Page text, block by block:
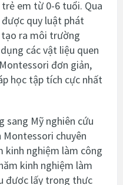
em từ 0-6 tuổi. Qua
được quy luật phát
ra môi trường
các vật liệu quen
đơn giản,
học tập tích cực nhất
sang Mỹ nghiên cứu
chuyên
kinh nghiệm làm công
kinh nghiệm làm
được lấy trong thực